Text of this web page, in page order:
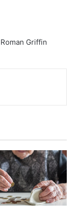
Griffin